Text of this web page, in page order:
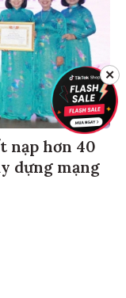
nạp hơn 40
dựng mạng
✕